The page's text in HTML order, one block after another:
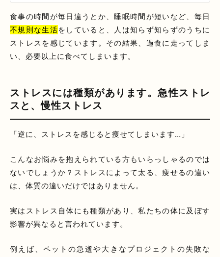
食事の時間が毎日違うとか、睡眠時間が短いなど、毎日
不規則な生活をしていると、人は知らず知らずのうちに
ストレスを感じています。その結果、過食に走ってしま
い、必要以上に食べてしまいます。
ストレスには種類があります。急性ストレ
スと、慢性ストレス
「逆に、ストレスを感じると痩せてしまいます…」
こんなお悩みを抱えられている方もいらっしゃるのでは
ないでしょうか？ストレスによって太る、痩せるの違い
は、体質の違いだけではありません。
実はストレス自体にも種類があり、私たちの体に及ぼす
影響が異なると言われています。
例えば、ペットの急逝や大きなプロジェクトの失敗な